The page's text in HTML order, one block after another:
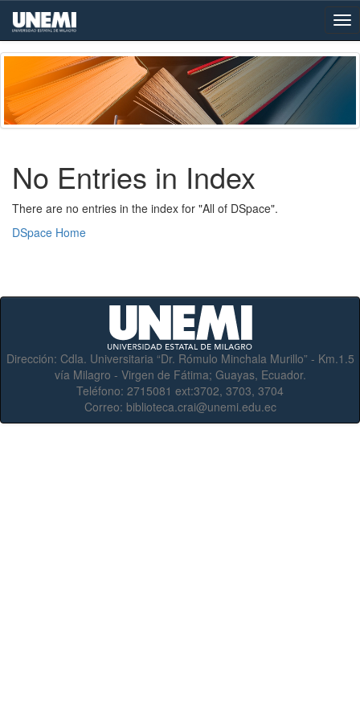
Skip
navigation
No Entries in Index
There are no entries in the index for "All of DSpace".
DSpace Home
Dirección: Cdla. Universitaria “Dr. Rómulo Minchala Murillo” - Km.1.5
vía Milagro - Virgen de Fátima; Guayas, Ecuador.
Teléfono: 2715081 ext:3702, 3703, 3704
Correo: biblioteca.crai@unemi.edu.ec